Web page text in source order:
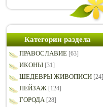
Категории раздела
ПРАВОСЛАВИЕ [63]
ИКОНЫ [31]
ШЕДЕВРЫ ЖИВОПИСИ [24]
ПЕЙЗАЖ [124]
ГОРОДА [28]